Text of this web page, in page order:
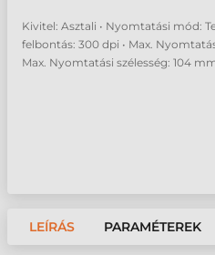
Kivitel: Asztali • Nyomtatási mód:
felbontás: 300 dpi • Max.
Max. Nyomtatási szélesség: 104
LEÍRÁS PARAMÉTEREK